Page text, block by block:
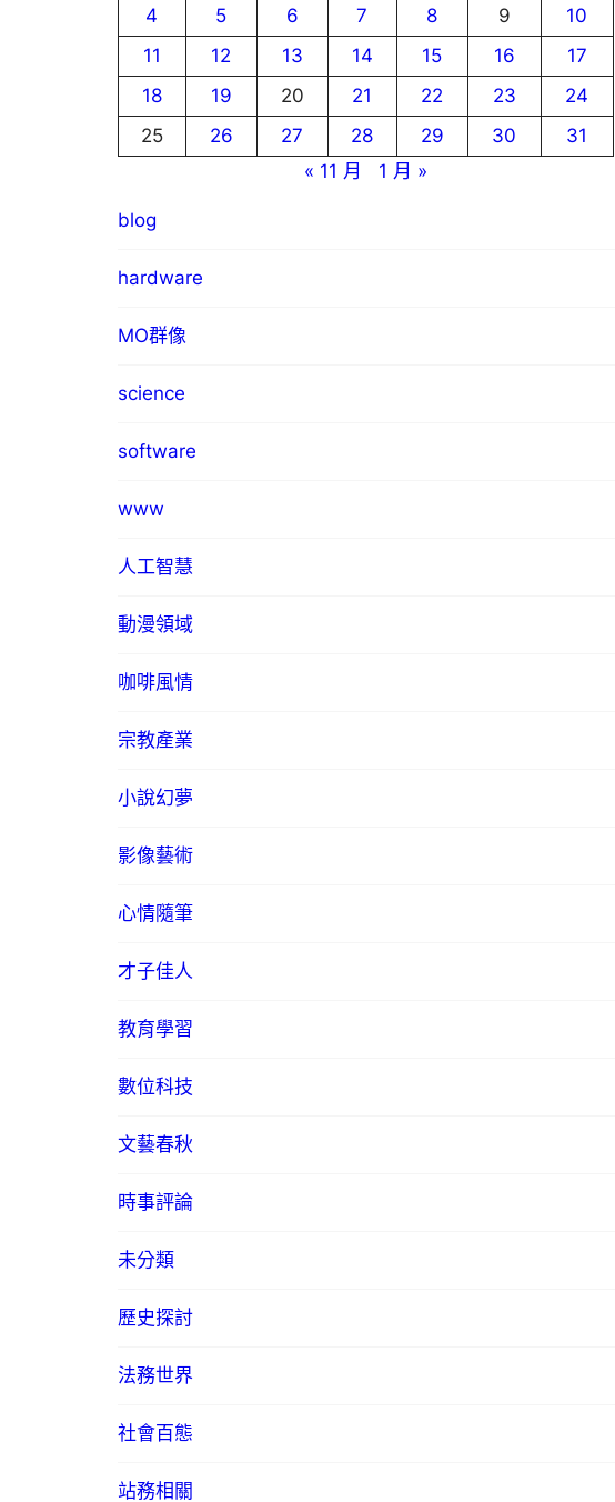
4
5 6 7 8 9
10
11
12 13 14 15 16
17
18
19 20 21 22 23
24
25
26 27 28 29 30
31
« 11 月
1 月 »
blog
hardware
MO群像
science
software
www
人工智慧
動漫領域
咖啡風情
宗教產業
小說幻夢
影像藝術
心情隨筆
才子佳人
教育學習
數位科技
文藝春秋
時事評論
未分類
歷史探討
法務世界
社會百態
站務相關